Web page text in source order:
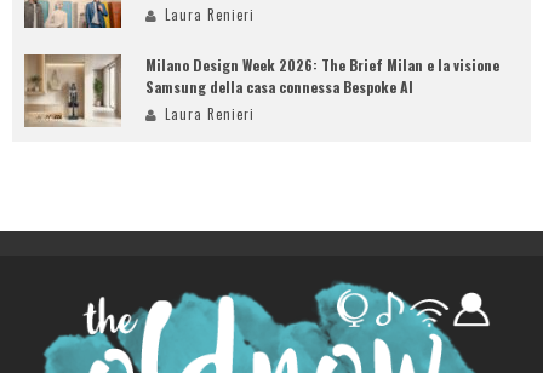
Laura Renieri
Milano Design Week 2026: The Brief Milan e la visione
Samsung della casa connessa Bespoke AI
Laura Renieri